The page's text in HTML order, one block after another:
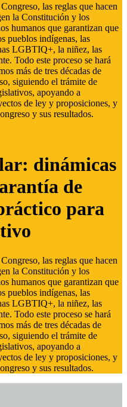
las reglas que hacen
la Constitución y los
humanos que garantizan que
pueblos indígenas, las
LGBTIQ+, la niñez, las
Todo este proceso se hará
más de tres décadas de
siguiendo el trámite de
apoyando a
de ley y proposiciones, y
y sus resultados.
dinámicas
de
para
las reglas que hacen
la Constitución y los
humanos que garantizan que
pueblos indígenas, las
LGBTIQ+, la niñez, las
Todo este proceso se hará
más de tres décadas de
siguiendo el trámite de
apoyando a
de ley y proposiciones, y
y sus resultados.